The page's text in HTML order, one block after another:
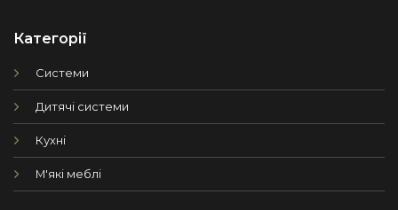
Категорії
Системи
Дитячі системи
Кухні
М'які меблі